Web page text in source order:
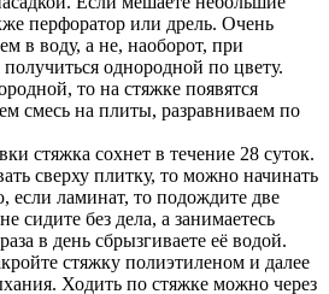
перфоратор или дрель. Очень
в воду, а не, наоборот, при
однородной по цвету.
то на стяжке появятся
смесь на плиты, разравниваем по
стяжка сохнет в течение 28 суток.
сверху плитку, то можно начинать
если ламинат, то подождите две
сидите без дела, а занимаетесь
в день сбрызгиваете её водой.
стяжку полиэтиленом и далее
Ходить по стяжке можно через